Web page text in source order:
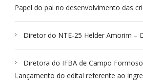
Papel do pai no desenvolvimento das
Diretor do NTE-25 Helder Amorim –
Diretora do IFBA de Campo
Lançamento do edital referente ao